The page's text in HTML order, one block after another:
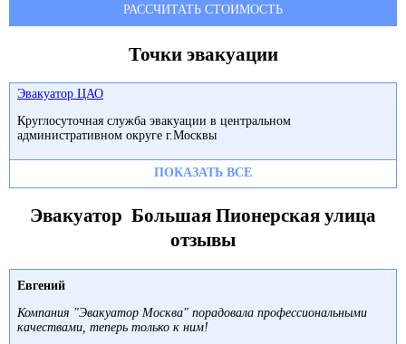
РАССЧИТАТЬ СТОИМОСТЬ
Точки эвакуации
Эвакуатор ЦАО
Круглосуточная служба эвакуации в центральном
административном округе г.Москвы
ПОКАЗАТЬ ВСЕ
Эвакуатор Большая Пионерская улица
отзывы
Евгений
Компания "Эвакуатор Москва" порадовала профессиональными
качествами, теперь только к ним!